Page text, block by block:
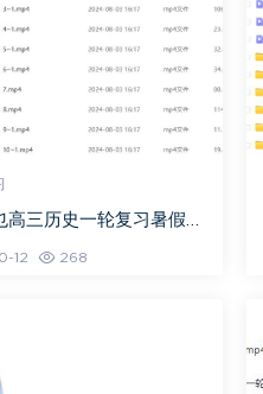
三历史一轮复习暑假班
12 268